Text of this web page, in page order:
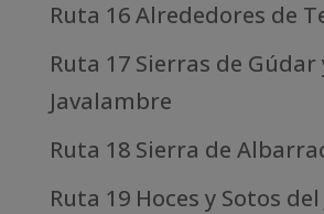
Ruta 16 Alrededores de
Ruta 17 Sierras de Gúdar
Javalambre
Ruta 18 Sierra de
Ruta 19 Hoces y Sotos